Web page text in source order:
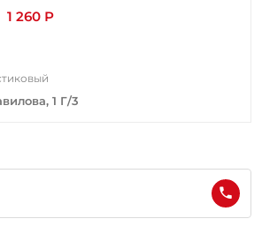
1 260 Р
1 Г/3